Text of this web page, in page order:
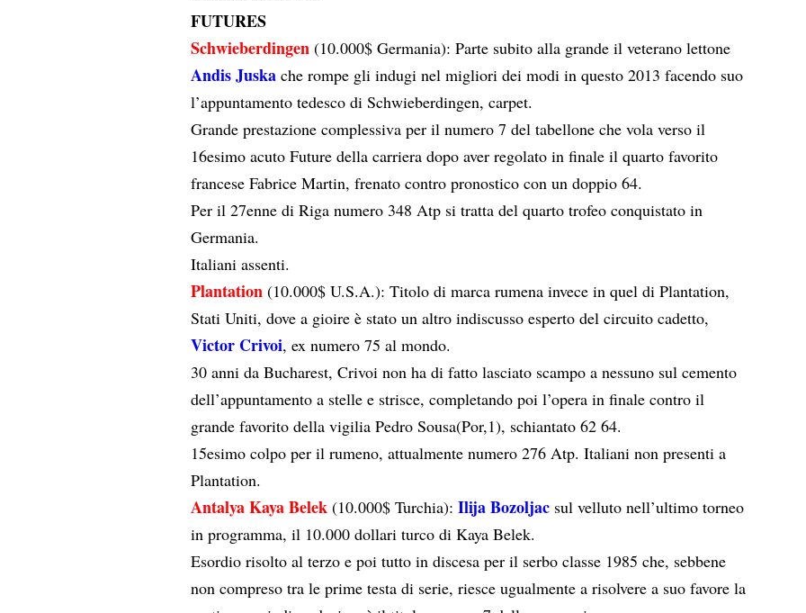
FUTURES
Schwieberdingen (10.000$ Germania): Parte subito alla grande il veterano lettone
Andis Juska che rompe gli indugi nel migliori dei modi in questo 2013 facendo suo
l’appuntamento tedesco di Schwieberdingen, carpet.
Grande prestazione complessiva per il numero 7 del tabellone che vola verso il
16esimo acuto Future della carriera dopo aver regolato in finale il quarto favorito
francese Fabrice Martin, frenato contro pronostico con un doppio 64.
Per il 27enne di Riga numero 348 Atp si tratta del quarto trofeo conquistato in
Germania.
Italiani assenti.
Plantation (10.000$ U.S.A.): Titolo di marca rumena invece in quel di Plantation,
Stati Uniti, dove a gioire è stato un altro indiscusso esperto del circuito cadetto,
Victor Crivoi, ex numero 75 al mondo.
30 anni da Bucharest, Crivoi non ha di fatto lasciato scampo a nessuno sul cemento
dell’appuntamento a stelle e strisce, completando poi l’opera in finale contro il
grande favorito della vigilia Pedro Sousa(Por,1), schiantato 62 64.
15esimo colpo per il rumeno, attualmente numero 276 Atp. Italiani non presenti a
Plantation.
Antalya Kaya Belek (10.000$ Turchia):Ilija Bozoljac sul velluto nell’ultimo torneo
in programma, il 10.000 dollari turco di Kaya Belek.
Esordio risolto al terzo e poi tutto in discesa per il serbo classe 1985 che, sebbene
non compreso tra le prime testa di serie, riesce ugualmente a risolvere a suo favore la